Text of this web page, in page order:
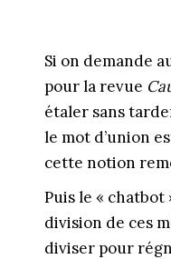
Si on demande
pour la revue
étaler sans
le mot d’union
cette notion
Puis le «
division de ces
diviser pour